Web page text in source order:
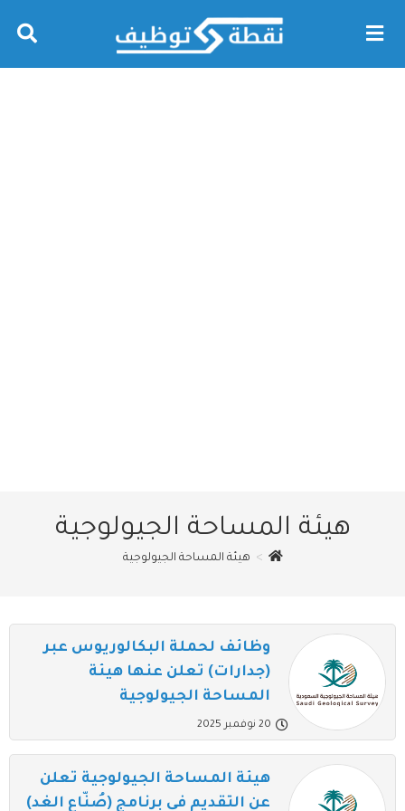
هيئة المساحة الجيولوجية
> هيئة المساحة الجيولوجية
وظائف لحملة البكالوريوس عبر
(جدارات) تعلن عنها هيئة
المساحة الجيولوجية
20 نوفمبر 2025
هيئة المساحة الجيولوجية تعلن
عن التقديم في برنامج (صُنّاع الغد)